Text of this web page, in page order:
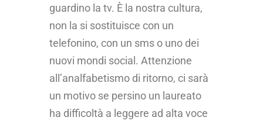
guardino la tv. È la nostra cultura,
non la si sostituisce con un
telefonino, con un sms o uno dei
nuovi mondi social. Attenzione
all’analfabetismo di ritorno, ci sarà
un motivo se persino un laureato
ha difficoltà a leggere ad alta voce